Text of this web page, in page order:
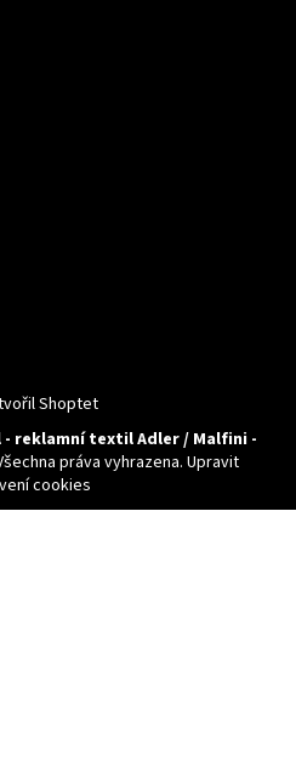
Shoptet
- reklamní textil Adler / Malfini -
práva vyhrazena. Upravit
cookies